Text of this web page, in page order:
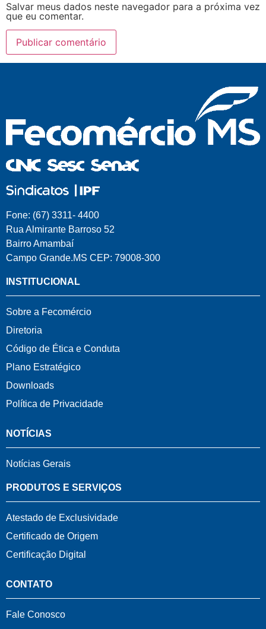
Salvar meus dados neste navegador para a próxima vez
que eu comentar.
Fone: (67) 3311- 4400
Rua Almirante Barroso 52
Bairro Amambaí
Campo Grande.MS CEP: 79008-300
INSTITUCIONAL
Sobre a Fecomércio
Diretoria
Código de Ética e Conduta
Plano Estratégico
Downloads
Política de Privacidade
NOTÍCIAS
Notícias Gerais
PRODUTOS E SERVIÇOS
Atestado de Exclusividade
Certificado de Origem
Certificação Digital
CONTATO
Fale Conosco